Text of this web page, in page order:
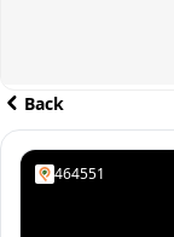
Back
464551